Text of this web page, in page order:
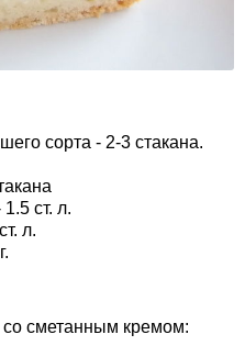
сорта - 2-3 стакана.
ст. л.
л.
со сметанным кремом: